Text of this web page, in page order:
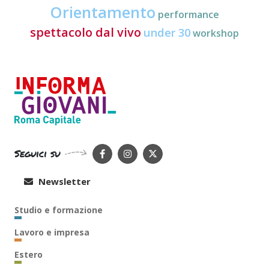
Orientamento performance
spettacolo dal vivo under 30workshop
Seguici su
Newsletter
Studio e formazione
Lavoro e impresa
Estero